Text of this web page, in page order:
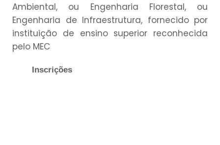
Ambiental, ou Engenharia Florestal, ou
Engenharia de Infraestrutura, fornecido por
instituição de ensino superior reconhecida
pelo MEC
Inscrições